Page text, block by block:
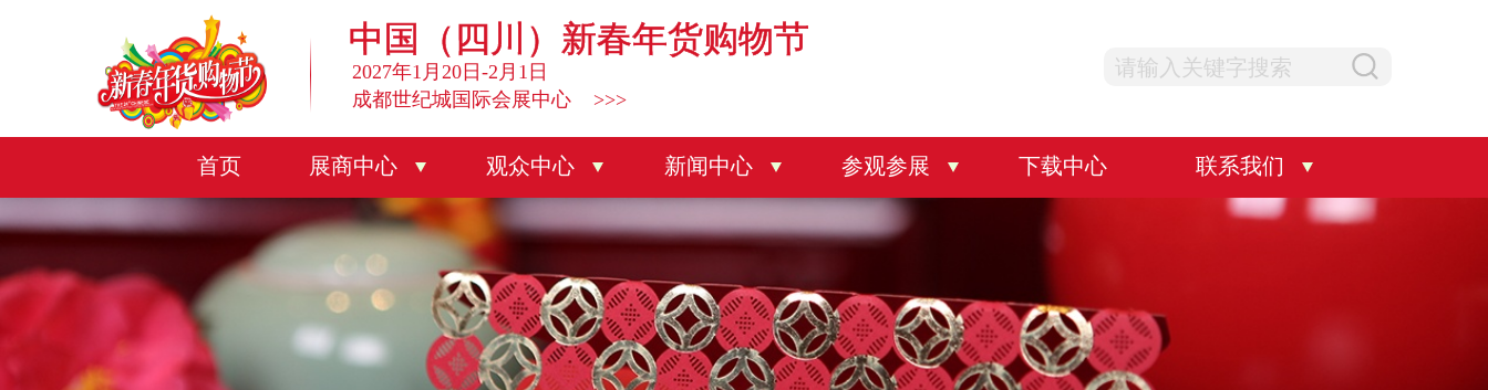
中国（四川）新春年货购物节
2027年1月20日-2月1日
成都世纪城国际会展中心 >>>
首页 展商中心 观众中心 新闻中心 参观参展 下载中心 联系我们